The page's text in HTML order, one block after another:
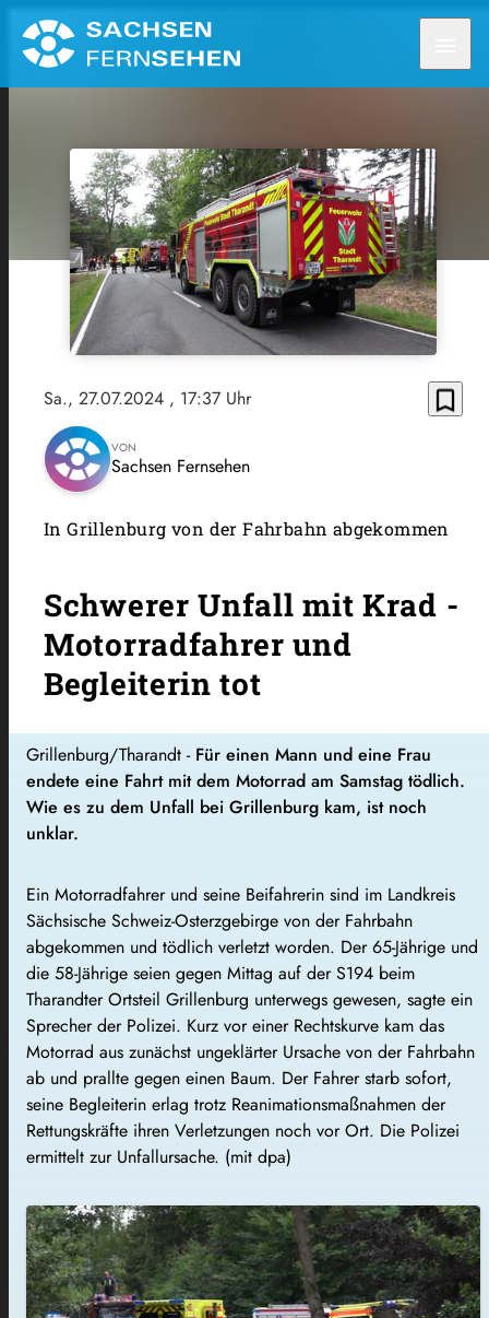
Sa., 27.07.2024 , 17:37 Uhr bookmark_border
VON
Sachsen Fernsehen
In Grillenburg von der Fahrbahn abgekommen
Schwerer Unfall mit Krad -
Motorradfahrer und
Begleiterin tot
Grillenburg/Tharandt - Für einen Mann und eine Frau
endete eine Fahrt mit dem Motorrad am Samstag tödlich.
Wie es zu dem Unfall bei Grillenburg kam, ist noch
unklar.
Ein Motorradfahrer und seine Beifahrerin sind im Landkreis
Sächsische Schweiz-Osterzgebirge von der Fahrbahn
abgekommen und tödlich verletzt worden. Der 65-Jährige und
die 58-Jährige seien gegen Mittag auf der S194 beim
Tharandter Ortsteil Grillenburg unterwegs gewesen, sagte ein
Sprecher der Polizei. Kurz vor einer Rechtskurve kam das
Motorrad aus zunächst ungeklärter Ursache von der Fahrbahn
ab und prallte gegen einen Baum. Der Fahrer starb sofort,
seine Begleiterin erlag trotz Reanimationsmaßnahmen der
Rettungskräfte ihren Verletzungen noch vor Ort. Die Polizei
ermittelt zur Unfallursache. (mit dpa)